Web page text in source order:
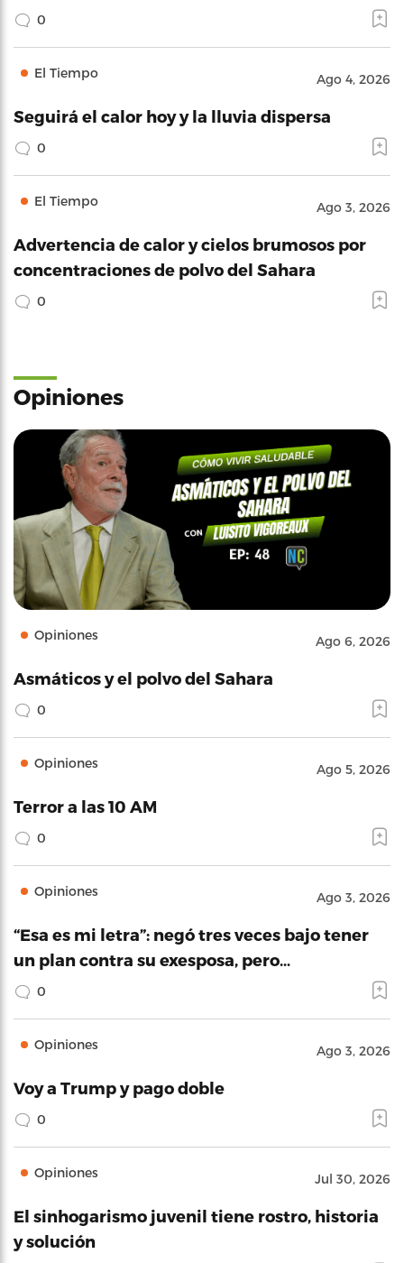
0
El Tiempo Ago 4, 2026
Seguirá el calor hoy y la lluvia dispersa
0
El Tiempo Ago 3, 2026
Advertencia de calor y cielos brumosos por
concentraciones de polvo del Sahara
0
Opiniones
Opiniones Ago 6, 2026
Asmáticos y el polvo del Sahara
0
Opiniones Ago 5, 2026
Terror a las 10 AM
0
Opiniones Ago 3, 2026
“Esa es mi letra”: negó tres veces bajo tener
un plan contra su exesposa, pero…
0
Opiniones Ago 3, 2026
Voy a Trump y pago doble
0
Opiniones Jul 30, 2026
El sinhogarismo juvenil tiene rostro, historia
y solución